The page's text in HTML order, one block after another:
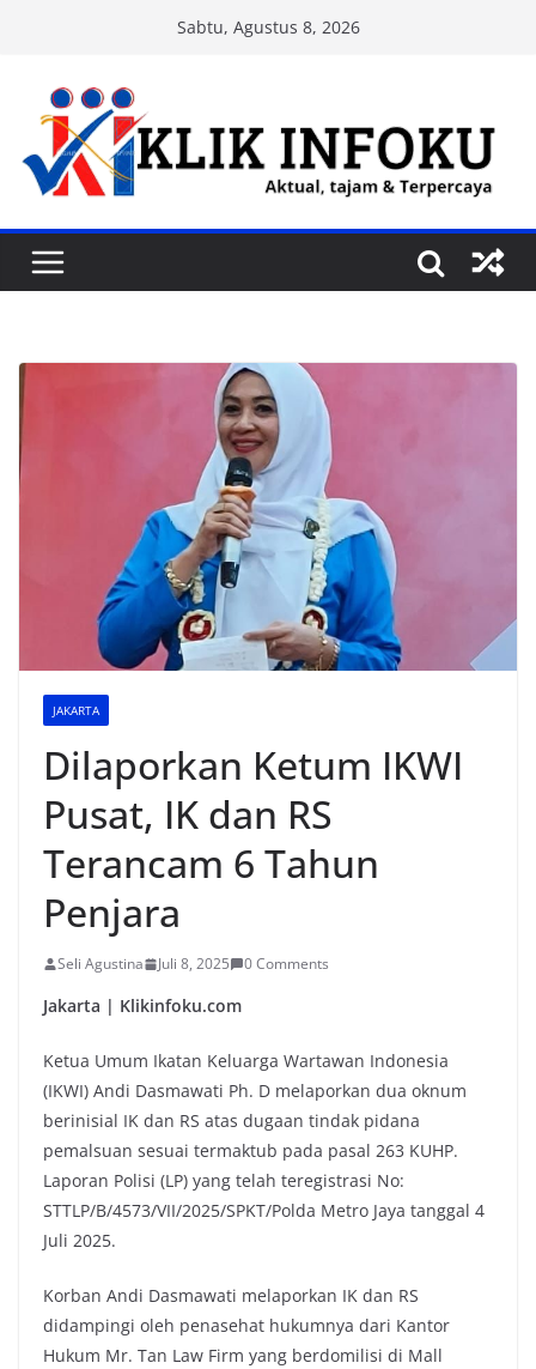
content
Sabtu, Agustus 8, 2026
JAKARTA
Dilaporkan Ketum IKWI
Pusat, IK dan RS
Terancam 6 Tahun
Penjara
Seli Agustina Juli 8, 2025 0 Comments
Jakarta | Klikinfoku.com
Ketua Umum Ikatan Keluarga Wartawan Indonesia
(IKWI) Andi Dasmawati Ph. D melaporkan dua oknum
berinisial IK dan RS atas dugaan tindak pidana
pemalsuan sesuai termaktub pada pasal 263 KUHP.
Laporan Polisi (LP) yang telah teregistrasi No:
STTLP/B/4573/VII/2025/SPKT/Polda Metro Jaya tanggal 4
Juli 2025.
Korban Andi Dasmawati melaporkan IK dan RS
didampingi oleh penasehat hukumnya dari Kantor
Hukum Mr. Tan Law Firm yang berdomilisi di Mall